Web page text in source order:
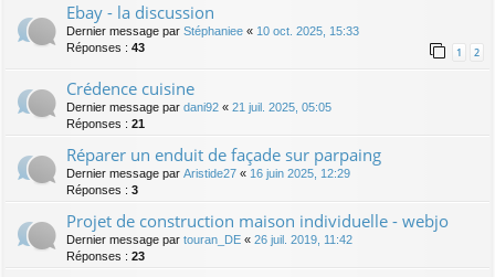
Ebay - la discussion
Dernier message par Stéphaniee « 10 oct. 2025, 15:33
Réponses : 43 1 2
Crédence cuisine
Dernier message par dani92 « 21 juil. 2025, 05:05
Réponses : 21
Réparer un enduit de façade sur parpaing
Dernier message par Aristide27 « 16 juin 2025, 12:29
Réponses : 3
Projet de construction maison individuelle - webjo
Dernier message par touran_DE « 26 juil. 2019, 11:42
Réponses : 23